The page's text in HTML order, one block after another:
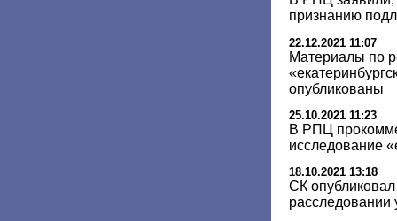
признанию
22.12.2021 11:07
Материалы по
опубликованы
25.10.2021 11:23
В РПЦ
исследование
18.10.2021 13:18
СК опубликовал
расследовании